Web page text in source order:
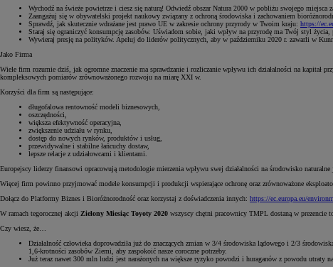
Wychodź na świeże powietrze i ciesz się naturą! Odwiedź obszar Natura 2000 w pobliżu swojego miejsca
Zaangażuj się w obywatelski projekt naukowy związany z ochroną środowiska i zachowaniem
Sprawdź, jak skutecznie wdrażane jest prawo UE w zakresie ochrony przyrody w Twoim kraju: https://
Staraj się ograniczyć konsumpcję zasobów. Uświadom sobie, jaki wpływ na przyrodę ma Twój styl
Wywieraj presję na polityków. Apeluj do liderów politycznych, aby w październiku 2020 r. zawarli w
Jako Firma
Wiele firm rozumie dziś, jak ogromne znaczenie ma sprawdzanie i rozliczanie wpływu ich działalności na kapitał
kompleksowych pomiarów zrównoważonego rozwoju na miarę XXI w.
Korzyści dla firm są następujące:
długofalowa rentowność modeli biznesowych,
oszczędności,
większa efektywność operacyjna,
zwiększenie udziału w rynku,
dostęp do nowych rynków, produktów i usług,
przewidywalne i stabilne łańcuchy dostaw,
lepsze relacje z udziałowcami i klientami.
Europejscy liderzy finansowi opracowują metodologie mierzenia wpływu swej działalności na środowisko
Więcej firm powinno przyjmować modele konsumpcji i produkcji wspierające ochronę oraz zrównoważone
Dołącz do Platformy Biznes i Bioróżnorodność oraz korzystaj z doświadczenia innych: https://ec.europa.eu/
W ramach tegorocznej akcji Zielony Miesiąc Toyoty 2020 wszyscy chętni pracownicy TMPL dostaną w prezencie
Czy wiesz, że…
Działalność człowieka doprowadziła już do znaczących zmian w 3/4 środowiska lądowego i 2/3
1,6-krotności zasobów Ziemi, aby zaspokoić nasze coroczne potrzeby.
Już teraz nawet 300 mln ludzi jest narażonych na większe ryzyko powodzi i huraganów z powodu utraty